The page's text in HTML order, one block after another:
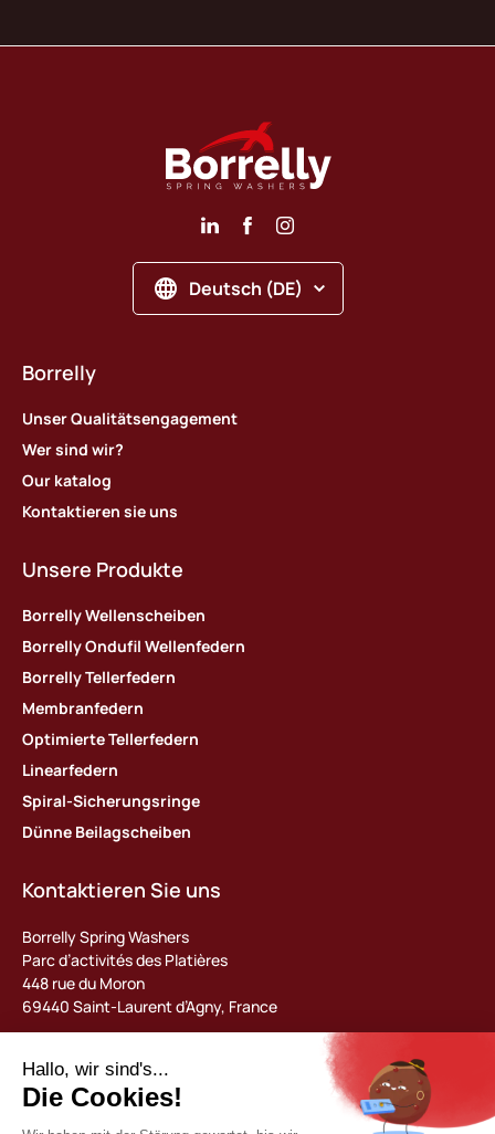
Deutsch (DE)
Borrelly
Unser Qualitätsengagement
Wer sind wir?
Our katalog
Kontaktieren sie uns
Unsere Produkte
Borrelly Wellenscheiben
Borrelly Ondufil Wellenfedern
Borrelly Tellerfedern
Membranfedern
Optimierte Tellerfedern
Linearfedern
Spiral-Sicherungsringe
Dünne Beilagscheiben
Kontaktieren Sie uns
Borrelly Spring Washers
Parc d’activités des Platières
448 rue du Moron
69440 Saint-Laurent d’Agny, France
contact@borrelly.com